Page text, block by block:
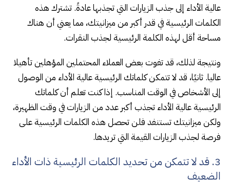
عالية الأداء إلى جذب الزيارات التي تجذبها عادةً. تشترك هذه
الكلمات الرئيسية في قدر أكبر من ميزانيتك، مما يعني أن هناك
مساحة أقل لهذه الكلمة الرئيسية لجذب النقرات.
ونتيجة لذلك، قد تفوت بعض العملاء المحتملين المؤهلين تأهيلا
عاليا. ثانيًا، قد لا تتمكن كلماتك الرئيسية عالية الأداء من الوصول
إلى الأشخاص في الوقت المناسب. إذا كنت تعلم أن كلماتك
الرئيسية عالية الأداء تجذب أكبر عدد من الزيارات في وقت الظهيرة،
ولكن ميزانيتك تستنفد فلن تحصل هذه الكلمات الرئيسية على
فرصة لجذب الزيارات القيمة التي تريدها.
3. قد لا تتمكن من تحديد الكلمات الرئيسية ذات الأداء
الضعيف